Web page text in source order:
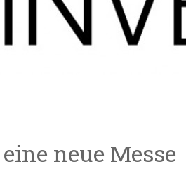
neue Messe